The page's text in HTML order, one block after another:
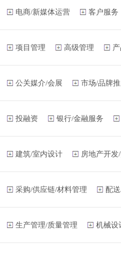
电商/新媒体运营 客户服务
项目管理 高级管理
公关媒介/会展 市场/品牌
投融资 银行/金融服务
建筑/室内设计 房地产开发
采购/供应链/材料管理 配
生产管理/质量管理 机械设